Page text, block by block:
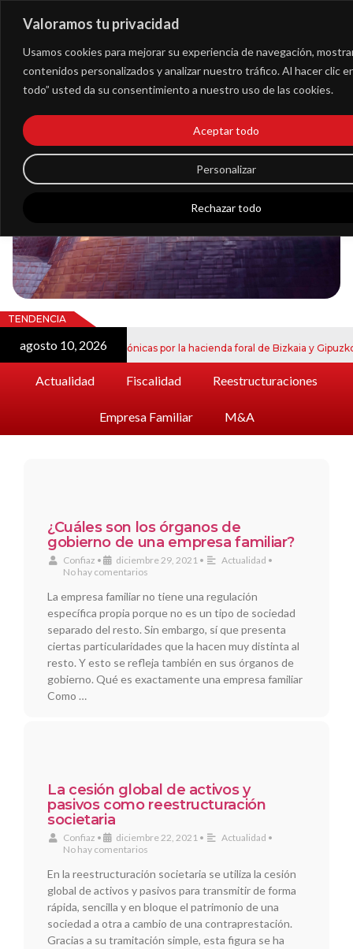
Valoramos tu privacidad
Usamos cookies para mejorar su experiencia de navegación,
contenidos personalizados y analizar nuestro tráfico. Al hacer clic
todo” usted da su consentimiento a nuestro uso de las cookies.
Personalizar
Rechazar todo
Aceptar todo
Blog
Noticias
TENDENCIA
agosto 10, 2026
notificaciones electrónicas por la hacienda foral de Bizkaia y Gipuzkoa
Actualidad Fiscalidad Reestructuraciones
Empresa Familiar M&A
¿Cuáles son los órganos de
gobierno de una empresa familiar?
Confiaz • diciembre 29, 2021 • Actualidad •
No hay comentarios
La empresa familiar no tiene una regulación
específica propia porque no es un tipo de sociedad
separado del resto. Sin embargo, sí que presenta
ciertas particularidades que la hacen muy distinta al
resto. Y esto se refleja también en sus órganos de
gobierno. Qué es exactamente una empresa familiar
Como …
La cesión global de activos y
pasivos como reestructuración
societaria
Confiaz • diciembre 22, 2021 • Actualidad •
No hay comentarios
En la reestructuración societaria se utiliza la cesión
global de activos y pasivos para transmitir de forma
rápida, sencilla y en bloque el patrimonio de una
sociedad a otra a cambio de una contraprestación.
Gracias a su tramitación simple, esta figura se ha